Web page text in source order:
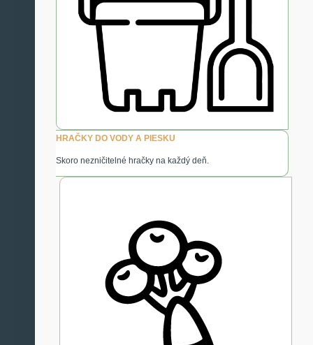
HRAČKY DO VODY A PIESKU
Skoro nezničitelné hračky na každý deň.